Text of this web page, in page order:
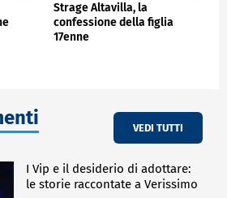
Strage Altavilla, la
confessione della figlia
17enne
VEDI TUTTI
I Vip e il desiderio di adottare:
le storie raccontate a Verissimo